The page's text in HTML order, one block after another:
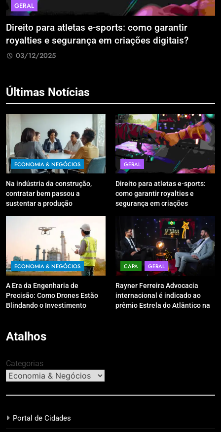
GERAL
Direito para atletas e-sports: como garantir
royalties e segurança em criações digitais?
03/12/2025
Últimas Notícias
ECONOMIA & NEGÓCIOS
Na indústria da construção,
contratar bem passou a
sustentar a produção
GERAL
Direito para atletas e-sports:
como garantir royalties e
segurança em criações
ECONOMIA & NEGÓCIOS
A Era da Engenharia de
Precisão: Como Drones Estão
Blindando o Investimento
CAPA GERAL
Rayner Ferreira Advocacia
internacional é indicado ao
prêmio Estrela do Atlântico na
Atalhos
Categorias
Portal de Cidades